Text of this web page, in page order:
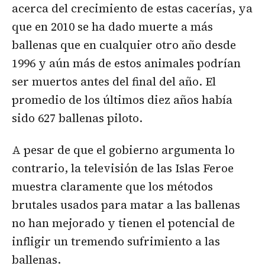
acerca del crecimiento de estas cacerías, ya
que en 2010 se ha dado muerte a más
ballenas que en cualquier otro año desde
1996 y aún más de estos animales podrían
ser muertos antes del final del año. El
promedio de los últimos diez años había
sido 627 ballenas piloto.
A pesar de que el gobierno argumenta lo
contrario, la televisión de las Islas Feroe
muestra claramente que los métodos
brutales usados para matar a las ballenas
no han mejorado y tienen el potencial de
infligir un tremendo sufrimiento a las
ballenas.